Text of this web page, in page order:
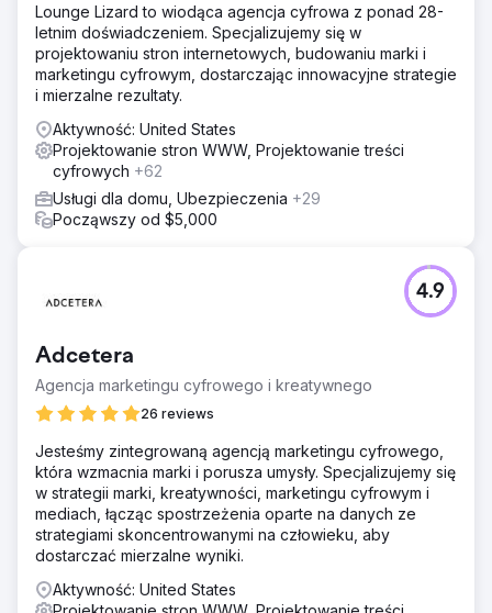
obecność w Internecie za pomocą artykułów na blogach,
linków zwrotnych i optymalizacji treści. Aktualizacje stron
internetowych, formularzy kontaktowych, stron
docelowych, metatagów i struktur adresów URL były
integralną częścią. Jednocześnie przebudowaliśmy ich
kampanie i reklamy PPC.
Wyniki
Dzięki naszym wysiłkom firma znalazła się na pierwszym
miejscu w Google pod względem najważniejszych
kluczowych haseł, wyprzedzając liderów branży.
skuteczności marketingu cyfrowego i generowaniu
przychodów.
Lounge Lizard to wiodąca agencja cyfrowa z ponad 28-
letnim doświadczeniem. Specjalizujemy się w
projektowaniu stron internetowych, budowaniu marki i
marketingu cyfrowym, dostarczając innowacyjne strategie
i mierzalne rezultaty.
Aktywność: United States
Projektowanie stron WWW, Projektowanie treści
cyfrowych +62
Usługi dla domu, Ubezpieczenia +29
Począwszy od $5,000
Adcetera
Agencja marketingu cyfrowego i kreatywnego
26 reviews
4.9
Jesteśmy zintegrowaną agencją marketingu cyfrowego,
która wzmacnia marki i porusza umysły. Specjalizujemy się
w strategii marki, kreatywności, marketingu cyfrowym i
mediach, łącząc spostrzeżenia oparte na danych ze
strategiami skoncentrowanymi na człowieku, aby
dostarczać mierzalne wyniki.
Aktywność: United States